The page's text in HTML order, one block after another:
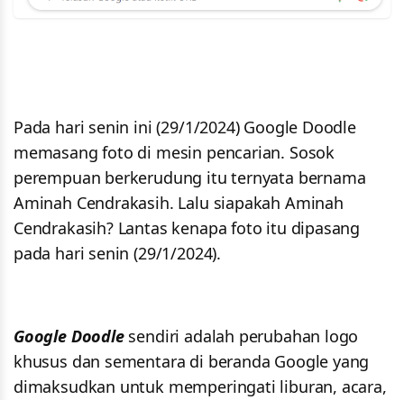
Pada hari senin ini (29/1/2024) Google Doodle
memasang foto di mesin pencarian. Sosok
perempuan berkerudung itu ternyata bernama
Aminah Cendrakasih. Lalu siapakah Aminah
Cendrakasih? Lantas kenapa foto itu dipasang
pada hari senin (29/1/2024).
Google Doodle sendiri adalah perubahan logo
khusus dan sementara di beranda Google yang
dimaksudkan untuk memperingati liburan, acara,